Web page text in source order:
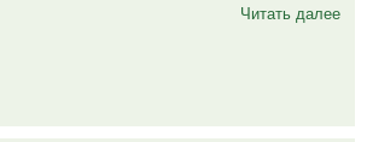
Читать далее